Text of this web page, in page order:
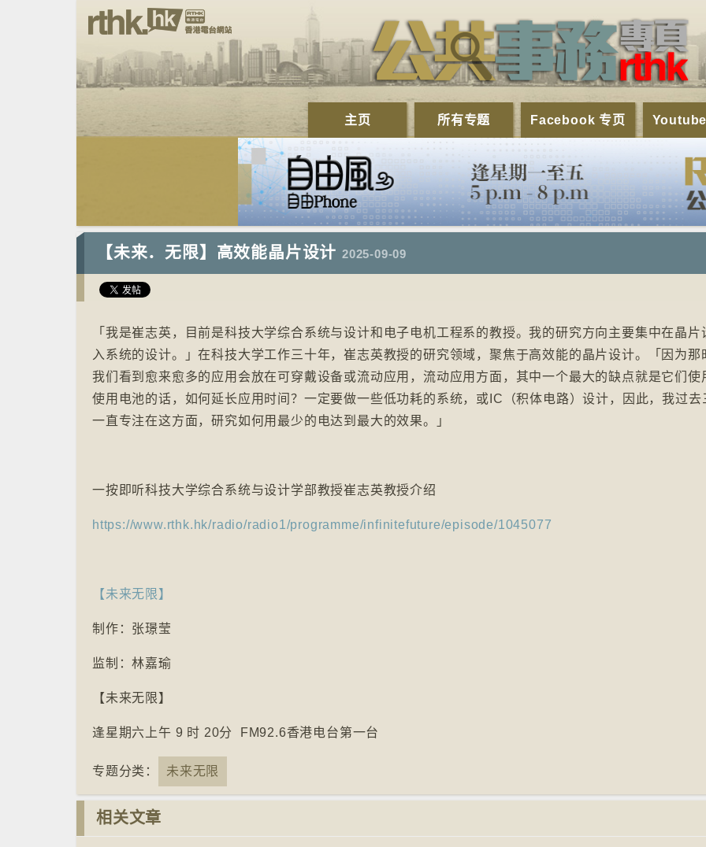
主页 所有专题 Facebook 专页
【未来．无限】高效能晶片设计 2025-09-09
「我是崔志英，目前是科技大学综合系统与设计和电子电机工程系的教授。我的研究方向主要集中在晶片
入系统的设计。」在科技大学工作三十年，崔志英教授的研究领域，聚焦于高效能的晶片设计。「因为那
我们看到愈来愈多的应用会放在可穿戴设备或流动应用，流动应用方面，其中一个最大的缺点就是它们使
使用电池的话，如何延长应用时间？一定要做一些低功耗的系统，或IC（积体电路）设计，因此，我过去
一直专注在这方面，研究如何用最少的电达到最大的效果。」
一按即听科技大学综合系统与设计学部教授崔志英教授介绍
https://www.rthk.hk/radio/radio1/programme/infinitefuture/episode/1045077
【未来无限】
制作：张璟莹
监制：林嘉瑜
【未来无限】
逢星期六上午 9 时 20分 FM92.6香港电台第一台
专题分类： 未来无限
相关文章